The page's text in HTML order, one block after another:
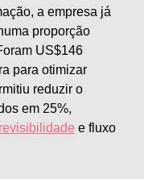
a empresa já
proporção
US$146
para otimizar
reduzir o
em 25%,
e fluxo